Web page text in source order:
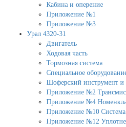
Кабина и оперение
Приложение №1
Приложение №3
Урал 4320-31
Двигатель
Ходовая часть
Тормозная система
Специальное
Шоферский инструмент и
Приложение №2
Приложение №4
Приложение №10
Приложение №12